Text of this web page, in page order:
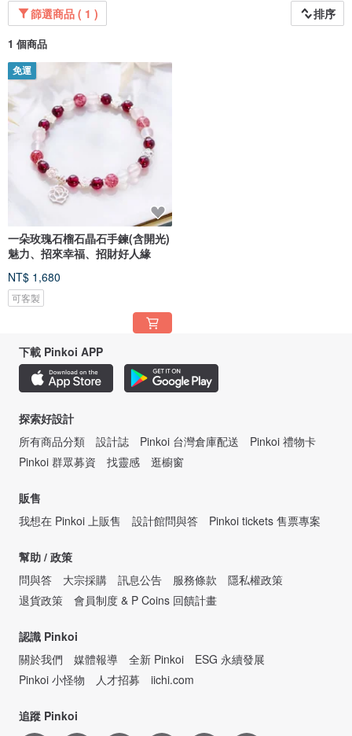
篩選商品 ( 1 ) 排序
1 個商品
免運
一朵玫瑰石榴石晶石手鍊(含開光)
魅力、招來幸福、招財好人緣
NT$ 1,680
可客製
下載 Pinkoi APP
探索好設計
所有商品分類
設計誌 Pinkoi 台灣倉庫配送
Pinkoi 禮物卡
Pinkoi 群眾募資
找靈感 逛櫥窗
販售
我想在 Pinkoi 上販售
設計館問與答 Pinkoi tickets 售票專案
幫助 / 政策
問與答
大宗採購 訊息公告 服務條款
隱私權政策
退貨政策
會員制度 & P Coins 回饋計畫
認識 Pinkoi
關於我們
媒體報導 全新 Pinkoi
ESG 永續發展
Pinkoi 小怪物
人才招募 iichi.com
追蹤 Pinkoi